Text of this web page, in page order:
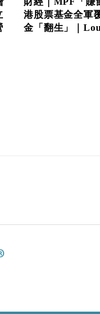
港股票基金全軍
金「翻生」｜